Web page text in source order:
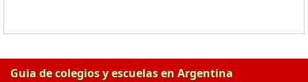
Guia de colegios y escuelas en Argentina